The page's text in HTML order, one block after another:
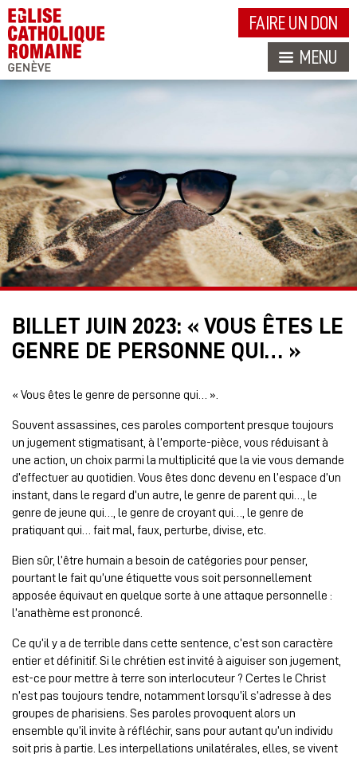
FAIRE UN DON
MENU
BILLET JUIN 2023: « VOUS ÊTES LE
GENRE DE PERSONNE QUI… »
« Vous êtes le genre de personne qui… ».
Souvent assassines, ces paroles comportent presque toujours
un jugement stigmatisant, à l’emporte-pièce, vous réduisant à
une action, un choix parmi la multiplicité que la vie vous demande
d’effectuer au quotidien. Vous êtes donc devenu en l’espace d’un
instant, dans le regard d’un autre, le genre de parent qui…, le
genre de jeune qui…, le genre de croyant qui…, le genre de
pratiquant qui… fait mal, faux, perturbe, divise, etc.
Bien sûr, l’être humain a besoin de catégories pour penser,
pourtant le fait qu’une étiquette vous soit personnellement
apposée équivaut en quelque sorte à une attaque personnelle :
l’anathème est prononcé.
Ce qu’il y a de terrible dans cette sentence, c’est son caractère
entier et définitif. Si le chrétien est invité à aiguiser son jugement,
est-ce pour mettre à terre son interlocuteur ? Certes le Christ
n’est pas toujours tendre, notamment lorsqu’il s’adresse à des
groupes de pharisiens. Ses paroles provoquent alors un
ensemble qu’il invite à réfléchir, sans pour autant qu’un individu
soit pris à partie. Les interpellations unilatérales, elles, se vivent